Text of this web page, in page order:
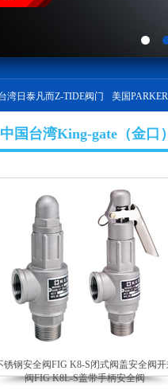
湾日泰凡而Z-TIDE阀门 美国
中国台湾King-gate（金口
锈钢安全阀FIG K8-S闭式阀盖安全阀开
阀FIG K8L-S盖带手柄安全阀